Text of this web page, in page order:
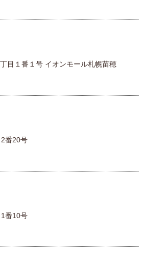
目１番１号 イオンモール札幌苗穂
番20号
番10号